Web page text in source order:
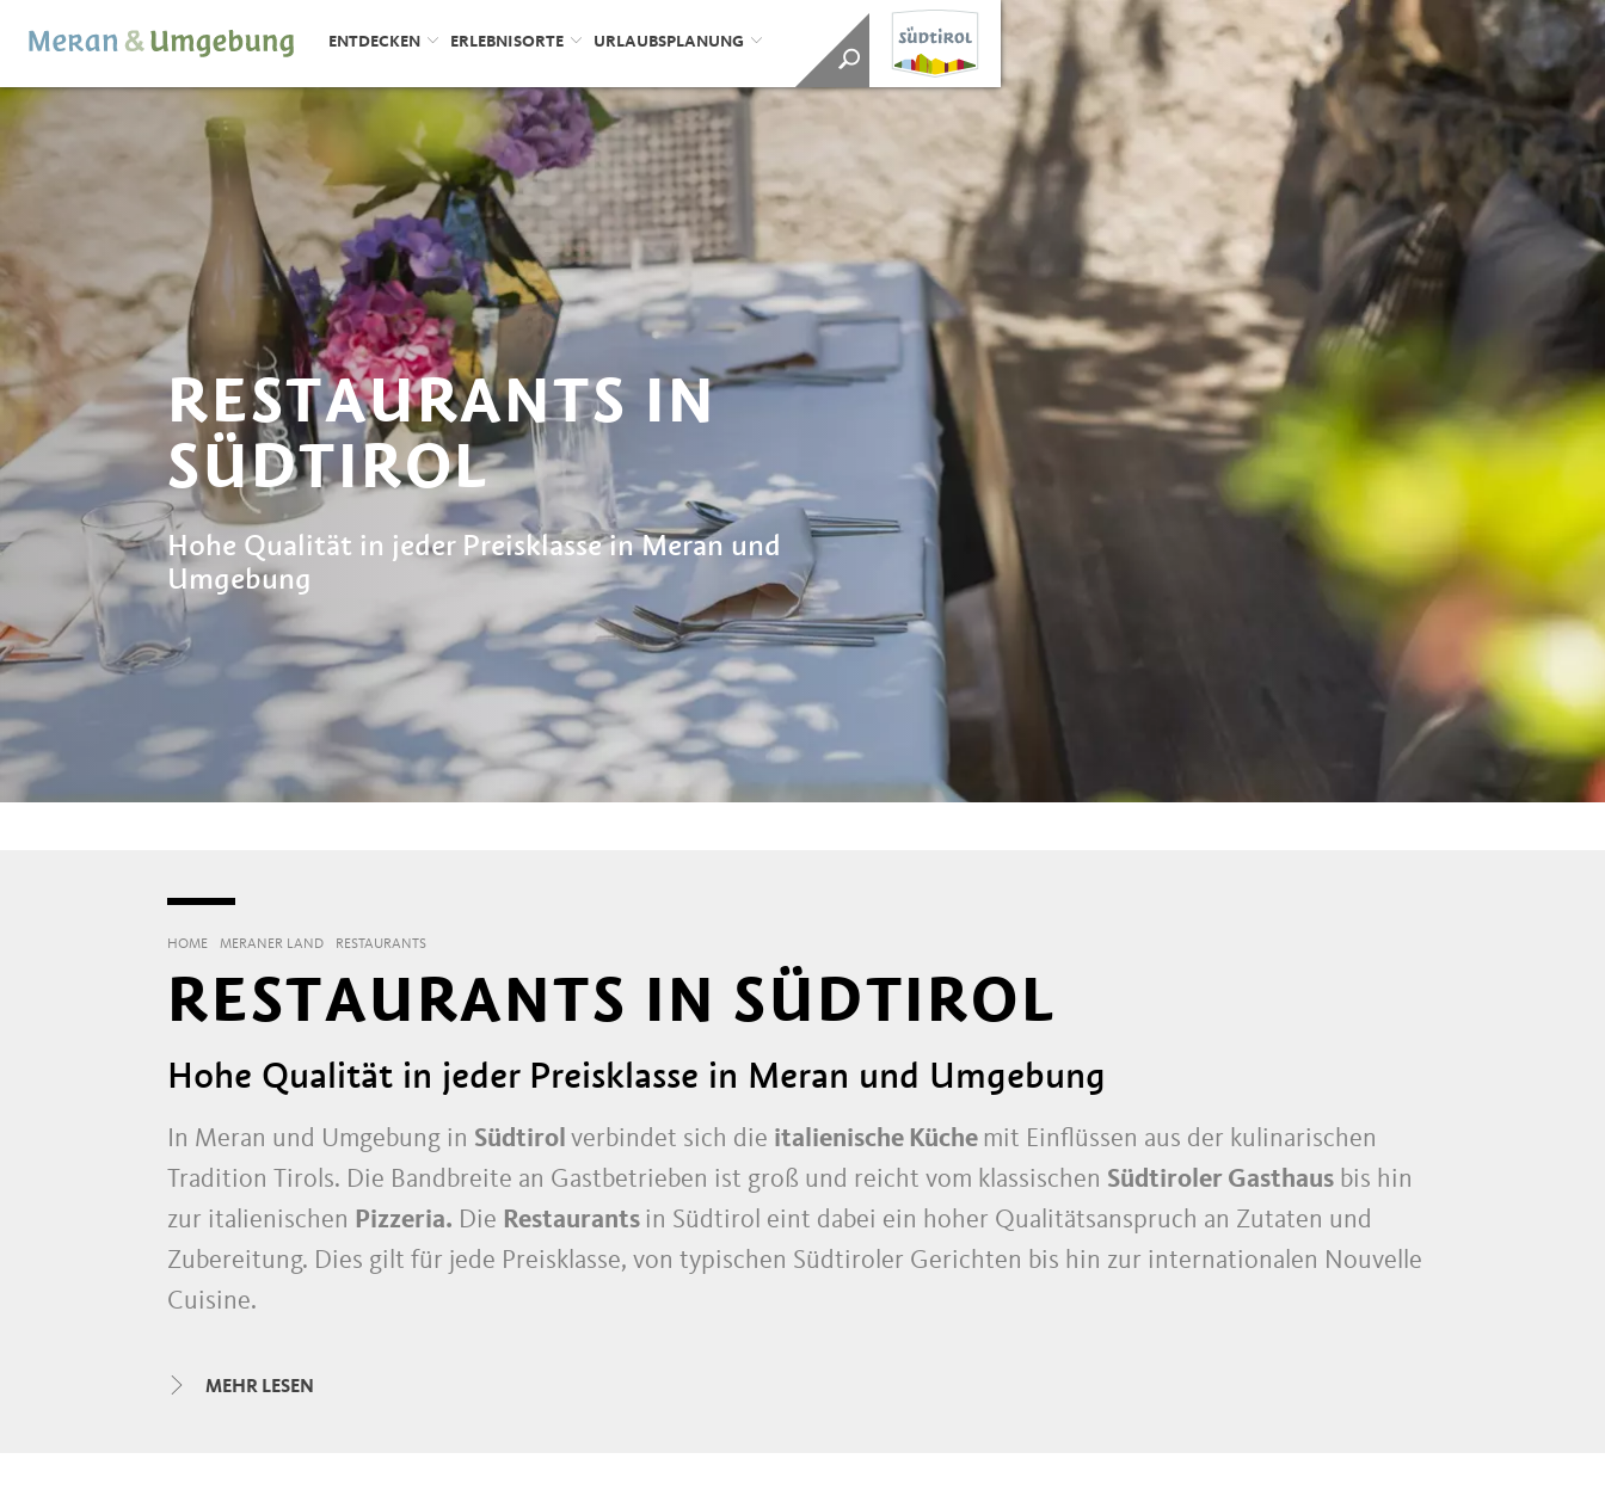
ENTDECKEN ERLEBNISORTE URLAUBSPLANUNG
RESTAURANTS IN
SÜDTIROL
Hohe Qualität in jeder Preisklasse in Meran und
Umgebung
HOME MERANER LAND RESTAURANTS
RESTAURANTS IN SÜDTIROL
Hohe Qualität in jeder Preisklasse in Meran und Umgebung
In Meran und Umgebung in Südtirol verbindet sich die italienische Küche mit Einflüssen aus der kulinarischen
Tradition Tirols. Die Bandbreite an Gastbetrieben ist groß und reicht vom klassischen Südtiroler Gasthaus bis hin
zur italienischen Pizzeria. Die Restaurants in Südtirol eint dabei ein hoher Qualitätsanspruch an Zutaten und
Zubereitung. Dies gilt für jede Preisklasse, von typischen Südtiroler Gerichten bis hin zur internationalen Nouvelle
Cuisine.
Neben zahlreichen traditionellen Gasthäusern und italienischen Pizzerien weist Meran und Umgebung eine
MEHR LESEN